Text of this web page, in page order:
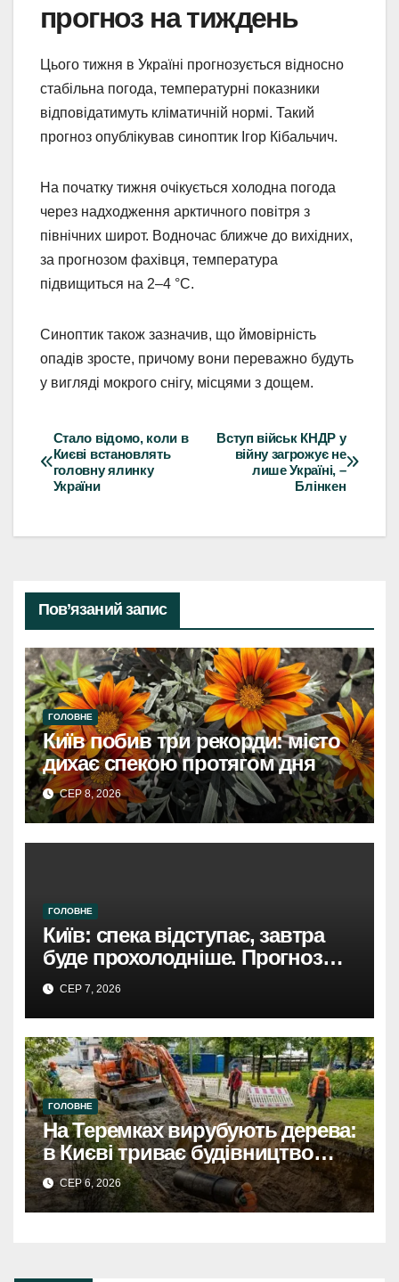
прогноз на тиждень
Цього тижня в Україні прогнозується відносно
стабільна погода, температурні показники
відповідатимуть кліматичній нормі. Такий
прогноз опублікував синоптик Ігор Кібальчич.
На початку тижня очікується холодна погода
через надходження арктичного повітря з
північних широт. Водночас ближче до вихідних,
за прогнозом фахівця, температура
підвищиться на 2–4 °С.
Синоптик також зазначив, що ймовірність
опадів зросте, причому вони переважно будуть
у вигляді мокрого снігу, місцями з дощем.
Навігація
записів
Вступ військ КНДР у
війну загрожує не
лише Україні, –
Блінкен
Стало відомо, коли в
Києві встановлять
головну ялинку
України
Пов’язаний запис
ГОЛОВНЕ
Київ побив три рекорди: місто
дихає спекою протягом дня
СЕР 8, 2026
ГОЛОВНЕ
Київ: спека відступає, завтра
буде прохолодніше. Прогноз
погоди
СЕР 7, 2026
ГОЛОВНЕ
На Теремках вирубують дерева:
в Києві триває будівництво
теплотраси
СЕР 6, 2026